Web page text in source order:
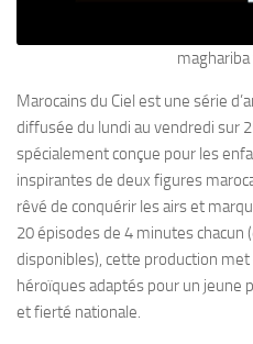
Marocains du Ciel est une série
diffusée du lundi au vendredi sur
spécialement conçue pour les
inspirantes de deux figures
rêvé de conquérir les airs et
20 épisodes de 4 minutes
disponibles), cette production
héroïques adaptés pour un jeune
et fierté nationale.